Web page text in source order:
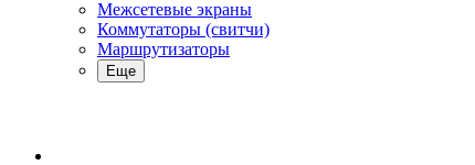
Межсетевые экраны
Коммутаторы (свитчи)
Маршрутизаторы
Еще